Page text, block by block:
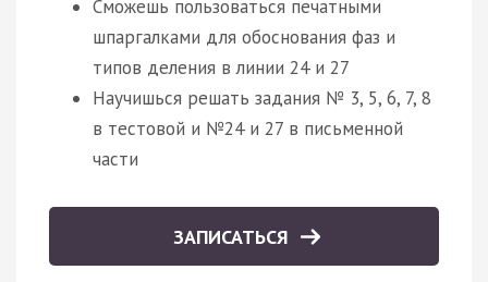
Сможешь пользоваться печатными
шпаргалками для обоснования фаз и
типов деления в линии 24 и 27
Научишься решать задания № 3, 5, 6, 7, 8
в тестовой и №24 и 27 в письменной
части
ЗАПИСАТЬСЯ